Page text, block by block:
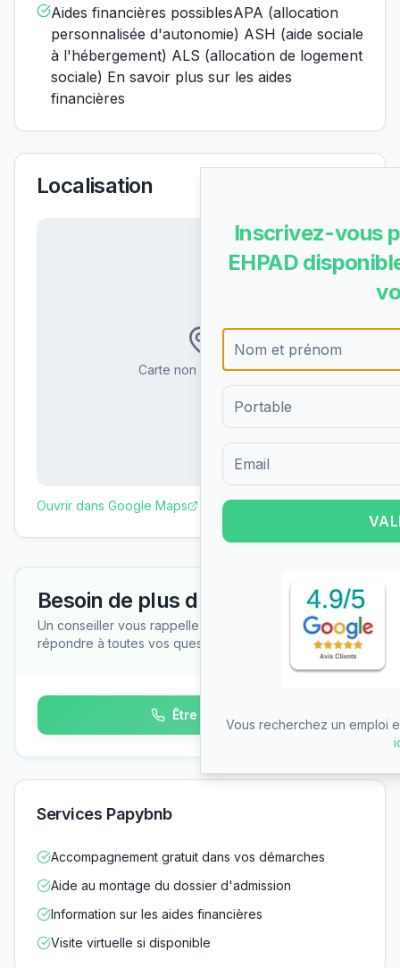
Aides financières possiblesAPA (allocation
personnalisée d'autonomie) ASH (aide sociale
à l'hébergement) ALS (allocation de logement
sociale) En savoir plus sur les aides
financières
Localisation
Carte non disponible
Ouvrir dans Google Maps
Besoin de plus d'informations ?
Un conseiller vous rappelle gratuitement pour
répondre à toutes vos questions
Être rappelé
Services Papybnb
Accompagnement gratuit dans vos démarches
Aide au montage du dossier d'admission
Information sur les aides financières
Visite virtuelle si disponible
Inscrivez-vous
EHPAD
Formulaire d'inscription pour
Vous recherchez un emploi